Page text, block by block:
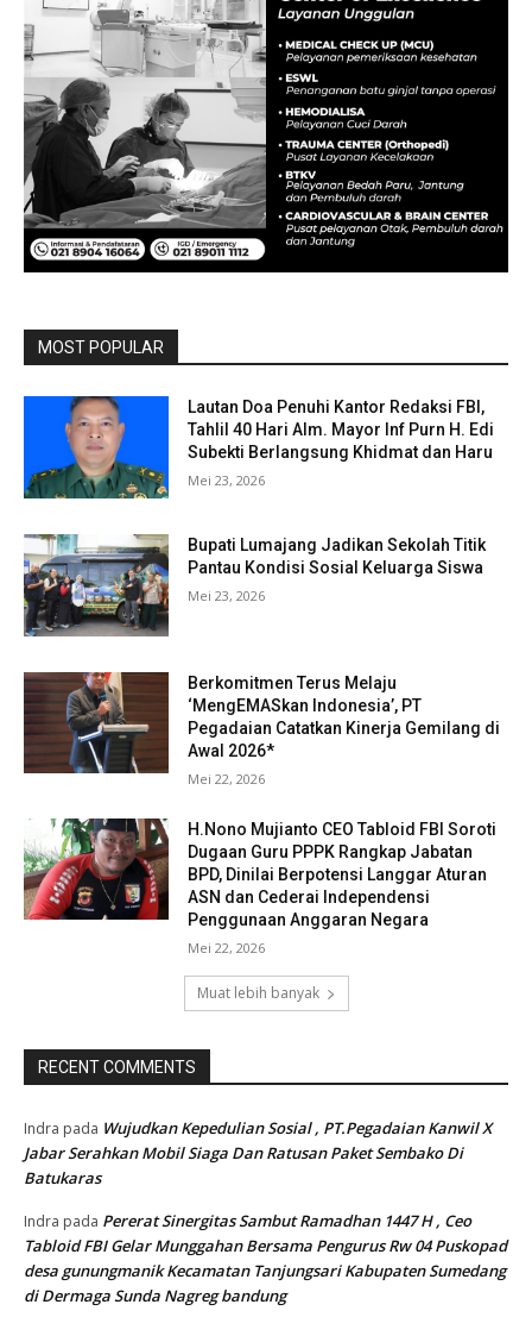
MOST POPULAR
Lautan Doa Penuhi Kantor Redaksi FBI,
Tahlil 40 Hari Alm. Mayor Inf Purn H. Edi
Subekti Berlangsung Khidmat dan Haru
Mei 23, 2026
Bupati Lumajang Jadikan Sekolah Titik
Pantau Kondisi Sosial Keluarga Siswa
Mei 23, 2026
Berkomitmen Terus Melaju
‘MengEMASkan Indonesia’, PT
Pegadaian Catatkan Kinerja Gemilang di
Awal 2026*
Mei 22, 2026
H.Nono Mujianto CEO Tabloid FBI Soroti
Dugaan Guru PPPK Rangkap Jabatan
BPD, Dinilai Berpotensi Langgar Aturan
ASN dan Cederai Independensi
Penggunaan Anggaran Negara
Mei 22, 2026
Muat lebih banyak
RECENT COMMENTS
Indra pada Wujudkan Kepedulian Sosial , PT.Pegadaian Kanwil X
Jabar Serahkan Mobil Siaga Dan Ratusan Paket Sembako Di
Batukaras
Indra pada Pererat Sinergitas Sambut Ramadhan 1447 H , Ceo
Tabloid FBI Gelar Munggahan Bersama Pengurus Rw 04 Puskopad
desa gunungmanik Kecamatan Tanjungsari Kabupaten Sumedang
di Dermaga Sunda Nagreg bandung